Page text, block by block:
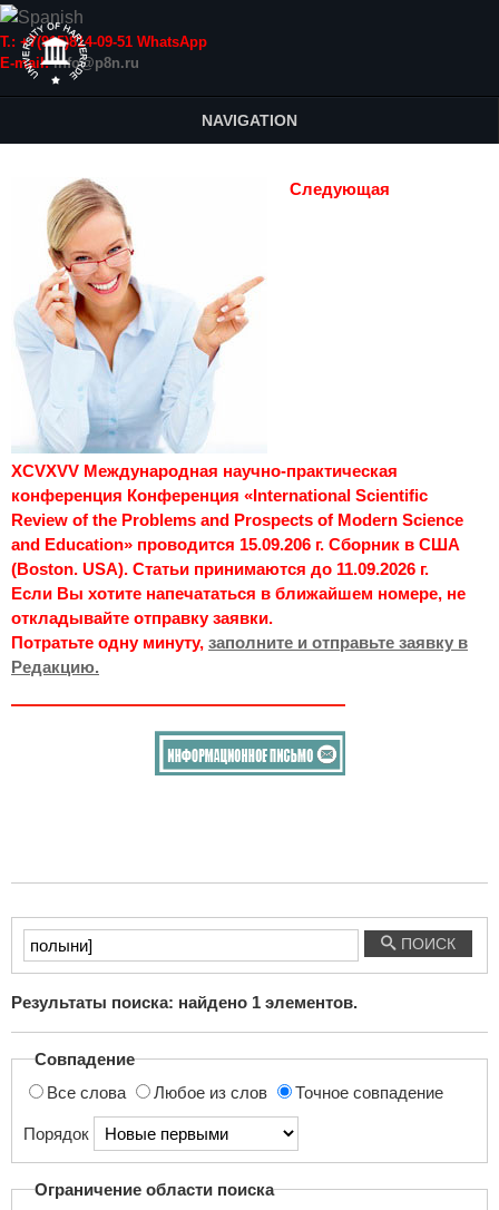
Т.: +7(915)814-09-51 WhatsApp
E-mail:info@p8n.ru
NAVIGATION
Следующая
XCVXVV Международная научно-практическая
конференция Конференция «International Scientific
Review of the Problems and Prospects of Modern Science
and Education» проводится 15.09.206 г. Сборник в США
(Boston. USA). Статьи принимаются до 11.09.2026 г.
Если Вы хотите напечататься в ближайшем номере, не
откладывайте отправку заявки.
Потратьте одну минуту, заполните и отправьте заявку в
Редакцию.
Введите
текст
поиска...
ПОИСК
Результаты поиска: найдено 1 элементов.
Совпадение
Все слова
Любое из слов Точное совпадение
Порядок
Ограничение области поиска